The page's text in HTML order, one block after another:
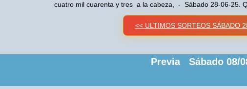
cuatro mil cuarenta y tres a la cabeza, - Sábado 28-06-
<< ULTIMOS SORTEOS SÁBADO
Previa Sábado 08/